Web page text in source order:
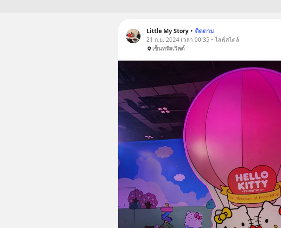
Little My Story • ติดตาม
21 ก.ย. 2024 เวลา 00:35 • ไลฟ์สไตล์
เซ็นทรัลเวิลด์